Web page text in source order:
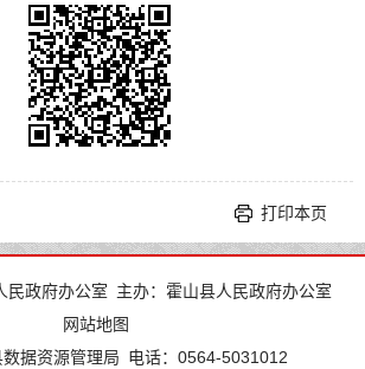
打印本页
民政府办公室 主办：霍山县人民政府办公室
网站地图
据资源管理局 电话：0564-5031012